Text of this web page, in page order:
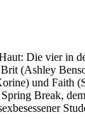
Die vier in
(Ashley
und Faith
Break,